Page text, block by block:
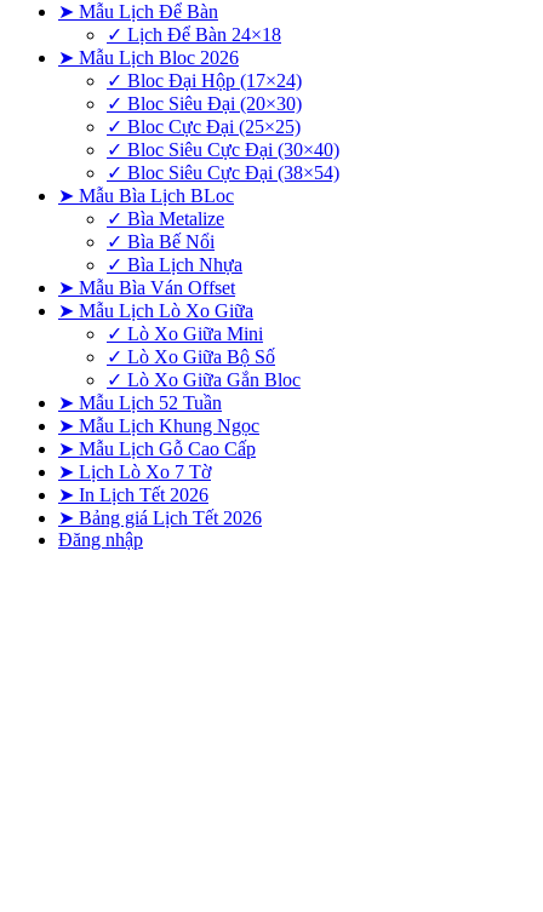
➤ Mẫu Lịch Để Bàn
✓ Lịch Để Bàn 24×18
➤ Mẫu Lịch Bloc 2026
✓ Bloc Đại Hộp (17×24)
✓ Bloc Siêu Đại (20×30)
✓ Bloc Cực Đại (25×25)
✓ Bloc Siêu Cực Đại (30×40)
✓ Bloc Siêu Cực Đại (38×54)
➤ Mẫu Bìa Lịch BLoc
✓ Bìa Metalize
✓ Bìa Bế Nổi
✓ Bìa Lịch Nhựa
➤ Mẫu Bìa Ván Offset
➤ Mẫu Lịch Lò Xo Giữa
✓ Lò Xo Giữa Mini
✓ Lò Xo Giữa Bộ Số
✓ Lò Xo Giữa Gắn Bloc
➤ Mẫu Lịch 52 Tuần
➤ Mẫu Lịch Khung Ngọc
➤ Mẫu Lịch Gỗ Cao Cấp
➤ Lịch Lò Xo 7 Tờ
➤ In Lịch Tết 2026
➤ Bảng giá Lịch Tết 2026
Đăng nhập